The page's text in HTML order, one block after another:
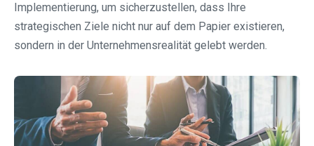
Implementierung, um sicherzustellen, dass Ihre
strategischen Ziele nicht nur auf dem Papier existieren,
sondern in der Unternehmensrealität gelebt werden.